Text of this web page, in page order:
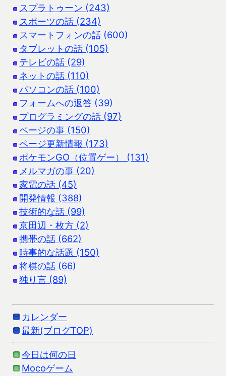
スプラトゥーン (243)
スポーツの話 (234)
スマートフォンの話 (600)
タブレットの話 (105)
テレビの話 (29)
ネットの話 (110)
パソコンの話 (100)
フォームへの返答 (39)
プログラミングの話 (97)
ページの事 (150)
ページ更新情報 (173)
ポケモンGO（位置ゲー） (131)
メルマガの事 (20)
家電の話 (45)
開発情報 (388)
技術的な話 (99)
京田辺・枚方 (2)
携帯の話 (662)
時事的な話題 (150)
将棋の話 (66)
独り言 (89)
カレンダー
最新(ブログTOP)
今日は何の日
Mocoゲーム